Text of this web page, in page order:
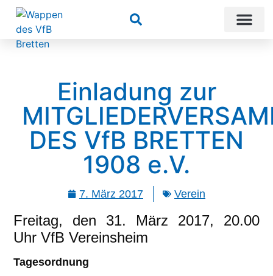
Suchen
Einladung zur
DES VfB BRETTEN
1908 e.V.
7. März 2017 Verein
Freitag, den 31. März 2017, 20.00
Uhr VfB Vereinsheim
Tagesordnung